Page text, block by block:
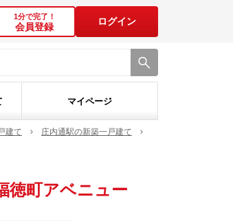
1分で完了！
会員登録
ログイン
マイページ
建て
庄内通駅の新築一戸建て
徳町アベニュー